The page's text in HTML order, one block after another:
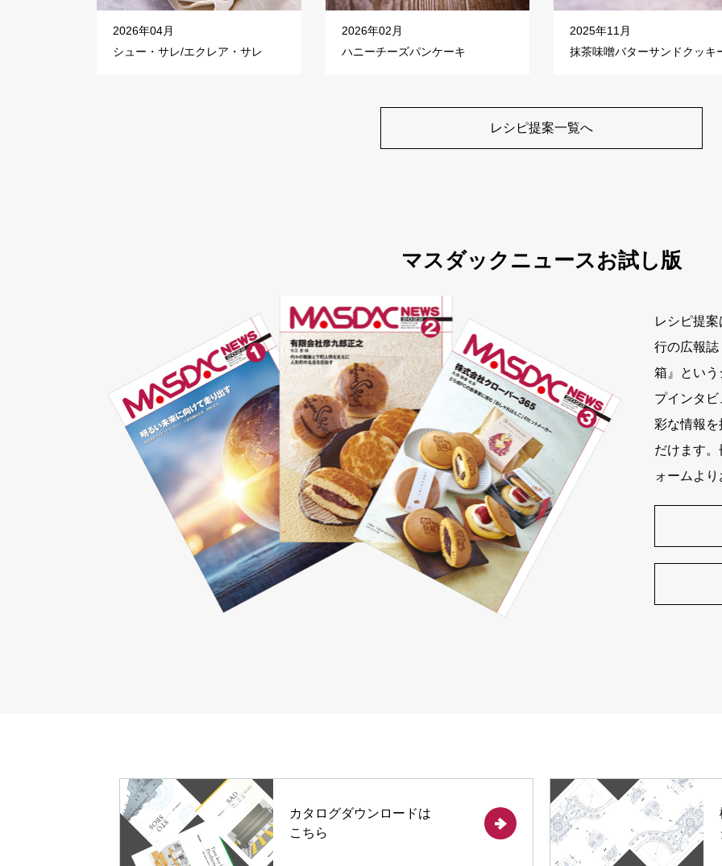
2026年04月
シュー・サレ/エクレア・サレ
2026年02月
ハニーチーズパンケーキ
2025年11月
抹茶味噌バターサンドクッキ
レシピ提案一覧へ
マスダックニュースお試し版
レシピ提
行の広報
箱』とい
プインタ
彩な情報
だけます
ォームよ
カタログダウンロードは
こちら